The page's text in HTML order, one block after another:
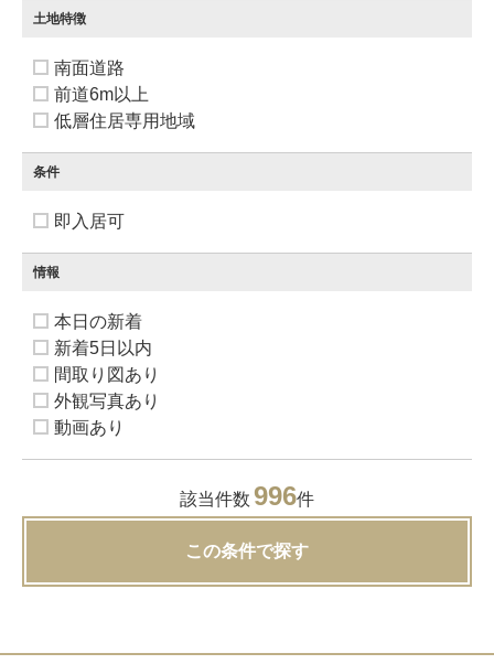
土地特徴
南面道路
前道6m以上
低層住居専用地域
条件
即入居可
情報
本日の新着
新着5日以内
間取り図あり
外観写真あり
動画あり
該当件数 996件
この条件で探す